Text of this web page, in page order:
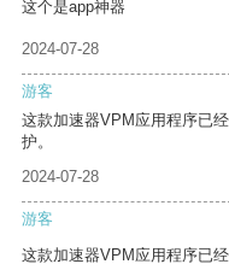
这个是app神器
2024-07-28
游客
这款加速器VPM应用程序已
护。
2024-07-28
游客
这款加速器VPM应用程序已